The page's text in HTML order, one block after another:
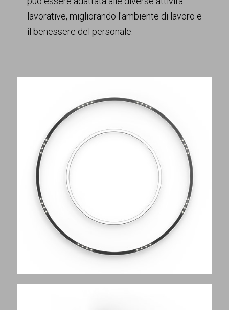
lavorative, migliorando l'ambiente di lavoro e
il benessere del personale.